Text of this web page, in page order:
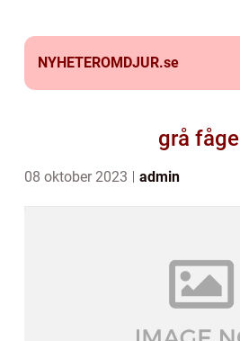
NYHETEROMDJUR.se
grå fågel
08 oktober 2023 admin